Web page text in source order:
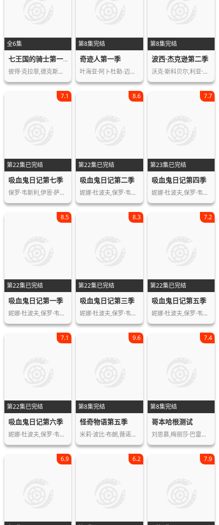
全6集
七王国的骑士第一季
彼得·克拉菲,德克斯特·索尔·安塞尔…
第8集完结
奇迹人第一季
叶海亚·阿卜杜勒-迈丁,本·金斯利,兹…
第8集完结
波西·杰克逊第二季
沃克·斯科贝尔,利亚·杰弗里斯,阿里安…
第22集已完结
7.1
吸血鬼日记第七季
保罗·韦斯利,伊恩·萨默海尔德,马修·…
第22集已完结
8.6
吸血鬼日记第二季
妮娜·杜波夫,保罗·韦斯利,伊恩·萨默…
第23集已完结
7.7
吸血鬼日记第四季
妮娜·杜波夫,保罗·韦斯利,伊恩·萨默…
第22集已完结
8.5
吸血鬼日记第一季
妮娜·杜波夫,保罗·韦斯利,伊恩·萨默…
第22集已完结
8.3
吸血鬼日记第三季
妮娜·杜波夫,保罗·韦斯利,伊恩·萨默…
第22集已完结
7.2
吸血鬼日记第五季
妮娜·杜波夫,保罗·韦斯利,伊恩·萨默…
第22集已完结
7.1
吸血鬼日记第六季
妮娜·杜波夫,保罗·韦斯利,伊恩·萨默…
第8集完结
9.6
怪奇物语第五季
米莉·波比·布朗,薇诺娜·瑞德,大卫·…
第8集完结
7.4
哥本哈根测试
刘思慕,梅丽莎·巴雷拉,玛妮·麦克菲尔…
6.9 6.2 7.9